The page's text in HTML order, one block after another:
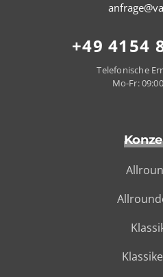
+49 4154
Telefonische
Mo-Fr: